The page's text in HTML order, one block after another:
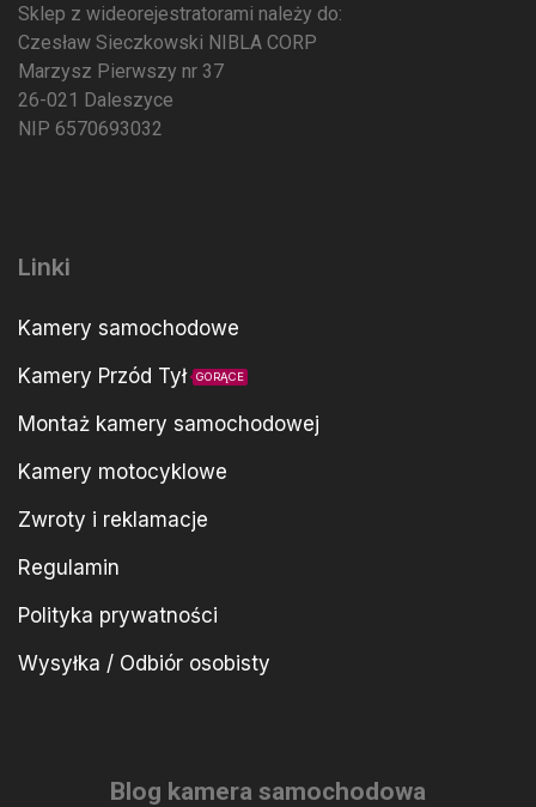
Sklep z wideorejestratorami należy do:
Czesław Sieczkowski NIBLA CORP
Marzysz Pierwszy nr 37
26-021 Daleszyce
NIP 6570693032
Linki
Kamery samochodowe
Kamery Przód Tył
GORĄCE
Montaż kamery samochodowej
Kamery motocyklowe
Zwroty i reklamacje
Regulamin
Polityka prywatności
Wysyłka / Odbiór osobisty
Blog kamera samochodowa